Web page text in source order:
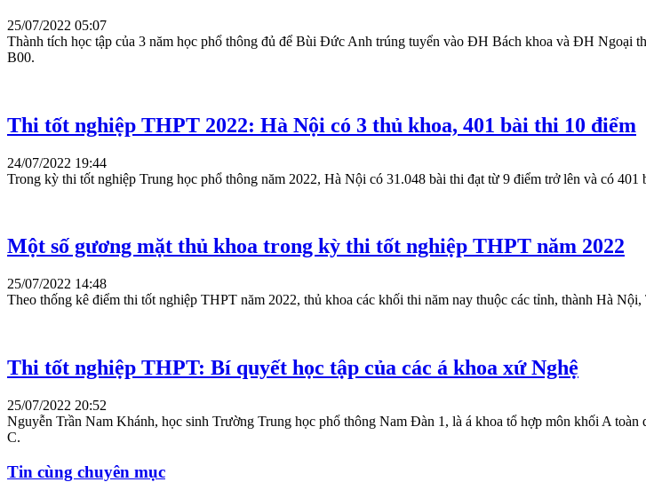
25/07/2022 05:07
Thành tích học tập của 3 năm học phổ thông đủ để Bùi Đức Anh trúng tuyển vào ĐH Bách khoa và ĐH Ngoại
B00.
Thi tốt nghiệp THPT 2022: Hà Nội có 3 thủ khoa, 401 bài thi 10 điểm
24/07/2022 19:44
Trong kỳ thi tốt nghiệp Trung học phổ thông năm 2022, Hà Nội có 31.048 bài thi đạt từ 9 điểm trở lên và có
Một số gương mặt thủ khoa trong kỳ thi tốt nghiệp THPT năm 2022
25/07/2022 14:48
Theo thống kê điểm thi tốt nghiệp THPT năm 2022, thủ khoa các khối thi năm nay thuộc các tỉnh, thành Hà
Thi tốt nghiệp THPT: Bí quyết học tập của các á khoa xứ Nghệ
25/07/2022 20:52
Nguyễn Trần Nam Khánh, học sinh Trường Trung học phổ thông Nam Đàn 1, là á khoa tổ hợp môn khối A
C.
Tin cùng chuyên mục